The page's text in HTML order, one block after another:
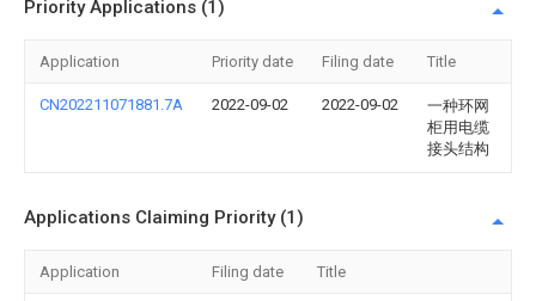
Priority Applications (1)
Application Priority date Filing date Title
CN202211071881.7A 2022-09-02 2022-09-02
一种环网
柜用电缆
接头结构
Applications Claiming Priority (1)
Application Filing date Title